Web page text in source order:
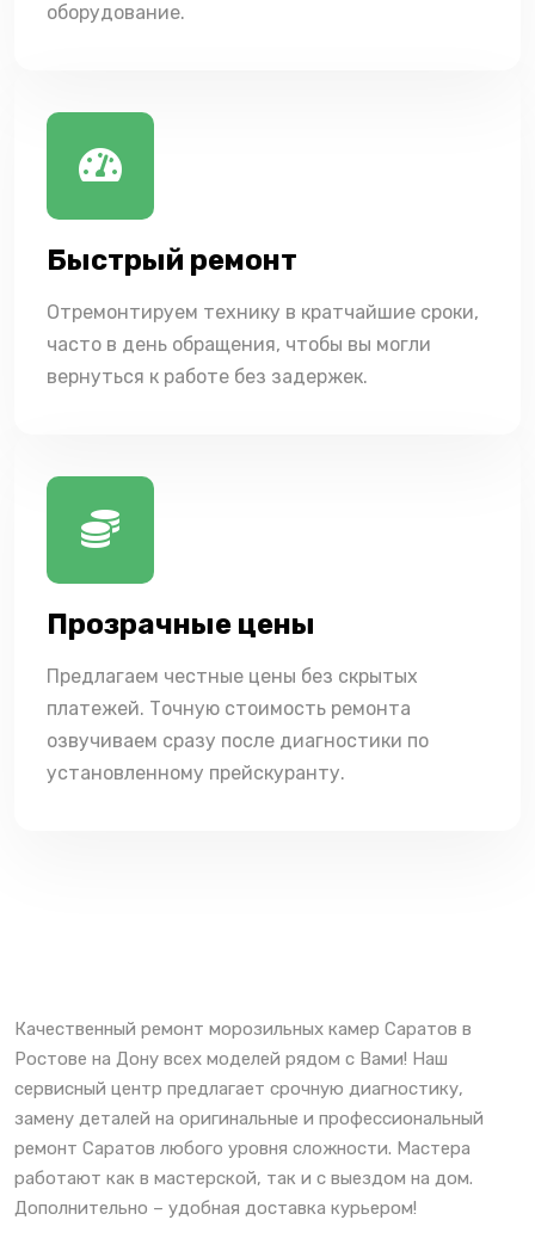
оборудование.
Быстрый ремонт
Отремонтируем технику в кратчайшие сроки,
часто в день обращения, чтобы вы могли
вернуться к работе без задержек.
Прозрачные цены
Предлагаем честные цены без скрытых
платежей. Точную стоимость ремонта
озвучиваем сразу после диагностики по
установленному прейскуранту.
Качественный ремонт морозильных камер Саратов в
Ростове на Дону всех моделей рядом с Вами! Наш
сервисный центр предлагает срочную диагностику,
замену деталей на оригинальные и профессиональный
ремонт Саратов любого уровня сложности. Мастера
работают как в мастерской, так и с выездом на дом.
Дополнительно – удобная доставка курьером!